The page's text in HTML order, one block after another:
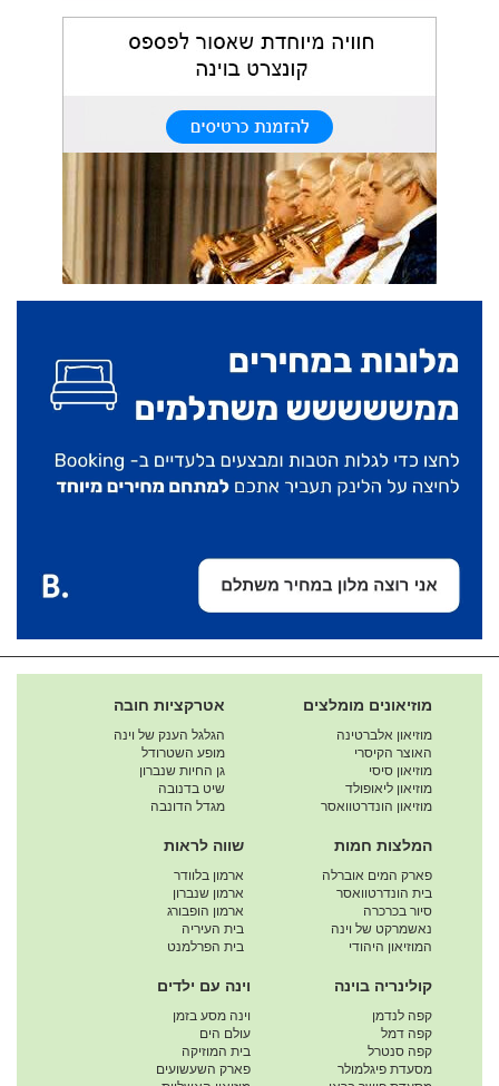
מוזיאונים מומלצים
מוזיאון אלברטינה
האוצר הקיסרי
מוזיאון סיסי
מוזיאון ליאופולד
מוזיאון הונדרטוואסר
אטרקציות חובה
הגלגל הענק של וינה
מופע השטרודל
גן החיות שנברון
שיט בדנובה
מגדל הדונבה
המלצות חמות
פארק המים אוברלה
בית הונדרטוואסר
סיור בכרכרה
נאשמרקט של וינה
המוזיאון היהודי
שווה לראות
ארמון בלוודר
ארמון שנברון
ארמון הופבורג
בית העיריה
בית הפרלמנט
קולינריה בוינה
קפה לנדמן
קפה דמל
קפה סנטרל
מסעדת פיגלמולר
וינה עם ילדים
וינה מסע בזמן
עולם הים
בית המוזיקה
פארק השעשועים